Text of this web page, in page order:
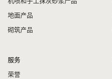
地面产品
砌筑产品
服务
荣誉